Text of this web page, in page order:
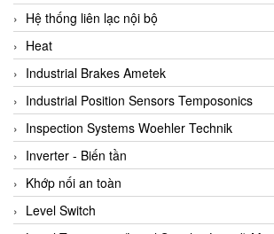
Asker
AT2E
ATC Pneumatic
ATEX System
ATI - IA
ATI (Analytical Technology Inc)
Atos
Atrax
Hệ thống liên lạc nội bộ
Heat
Industrial Brakes Ametek
Industrial Position Sensors Temposonics
Inspection Systems Woehler Technik
Inverter - Biến tần
Khớp nối an toàn
Level Switch